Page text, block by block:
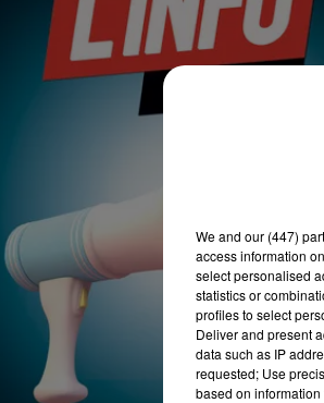
We and our (447)
access information
select personalised
statistics or
profiles to select
Deliver and present
data such as IP
requested; Use
based on